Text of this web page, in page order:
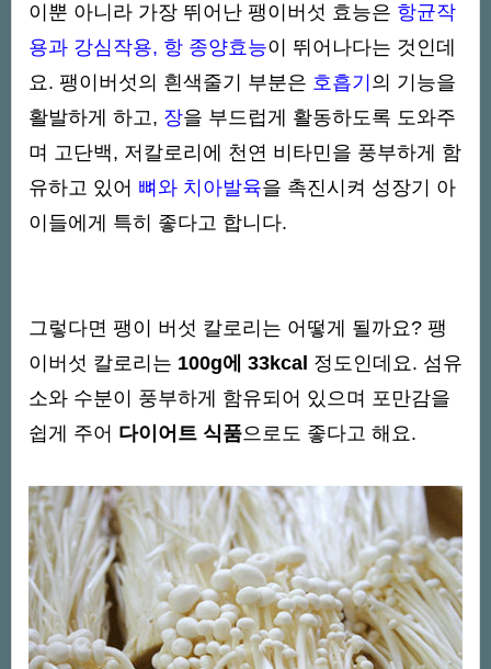
이뿐 아니라 가장 뛰어난 팽이버섯 효능은 항균작
용과 강심작용, 항 종양효능이 뛰어나다는 것인데
요. 팽이버섯의 흰색줄기 부분은 호흡기 의 기능을
활발하게 하고, 장을 부드럽게 활동하도록 도와주
며 고단백, 저칼로리에 천연 비타민을 풍부하게 함
유하고 있어 뼈와 치아발육을 촉진시켜 성장기 아
이들에게 특히 좋다고 합니다.
그렇다면 팽이 버섯 칼로리는 어떻게 될까요? 팽
이버섯 칼로리는 100g에 33kcal 정도인데요. 섬유
소와 수분이 풍부하게 함유되어 있으며 포만감을
쉽게 주어 다이어트 식품으로도 좋다고 해요.